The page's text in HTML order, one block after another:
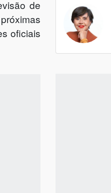
de
oficiais